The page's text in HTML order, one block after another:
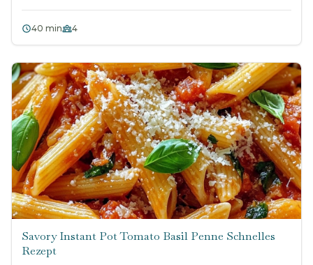
40 min 4
Savory Instant Pot Tomato Basil Penne Schnelles
Rezept